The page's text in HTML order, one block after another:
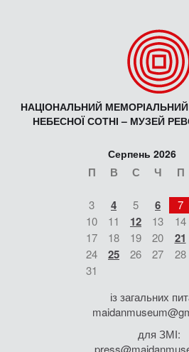
НАЦІОНАЛЬНИЙ
НЕБЕСНОЇ СОТНІ – МУЗЕЙ
Серпень 2026
П В С Ч П
3 4 5 6 7
10
11 12 13 14
17
18 19 20 21
24
25 26 27 28
31
із загальних
для ЗМІ: